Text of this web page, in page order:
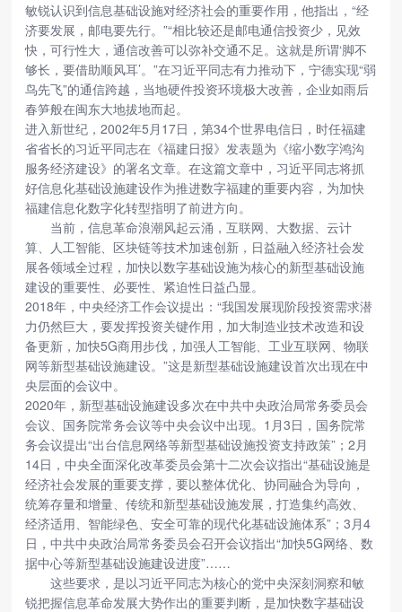
敏锐认识到信息基础设施对经济社会的重要作用，他指出，“经
济要发展，邮电要先行。”“相比较还是邮电通信投资少，见效
快，可行性大，通信改善可以弥补交通不足。这就是所谓‘脚不
够长，要借助顺风耳’。”在习近平同志有力推动下，宁德实现“弱
鸟先飞”的通信跨越，当地硬件投资环境极大改善，企业如雨后
春笋般在闽东大地拔地而起。
进入新世纪，2002年5月17日，第34个世界电信日，时任福建
省省长的习近平同志在《福建日报》发表题为《缩小数字鸿沟
服务经济建设》的署名文章。在这篇文章中，习近平同志将抓
好信息化基础设施建设作为推进数字福建的重要内容，为加快
福建信息化数字化转型指明了前进方向。
当前，信息革命浪潮风起云涌，互联网、大数据、云计
算、人工智能、区块链等技术加速创新，日益融入经济社会发
展各领域全过程，加快以数字基础设施为核心的新型基础设施
建设的重要性、必要性、紧迫性日益凸显。
2018年，中央经济工作会议提出：“我国发展现阶段投资需求潜
力仍然巨大，要发挥投资关键作用，加大制造业技术改造和设
备更新，加快5G商用步伐，加强人工智能、工业互联网、物联
网等新型基础设施建设。”这是新型基础设施建设首次出现在中
央层面的会议中。
2020年，新型基础设施建设多次在中共中央政治局常务委员会
会议、国务院常务会议等中央会议中出现。1月3日，国务院常
务会议提出“出台信息网络等新型基础设施投资支持政策”；2月
14日，中央全面深化改革委员会第十二次会议指出“基础设施是
经济社会发展的重要支撑，要以整体优化、协同融合为导向，
统筹存量和增量、传统和新型基础设施发展，打造集约高效、
经济适用、智能绿色、安全可靠的现代化基础设施体系”；3月4
日，中共中央政治局常务委员会召开会议指出“加快5G网络、数
据中心等新型基础设施建设进度”……
这些要求，是以习近平同志为核心的党中央深刻洞察和敏
锐把握信息革命发展大势作出的重要判断，是加快数字基础设